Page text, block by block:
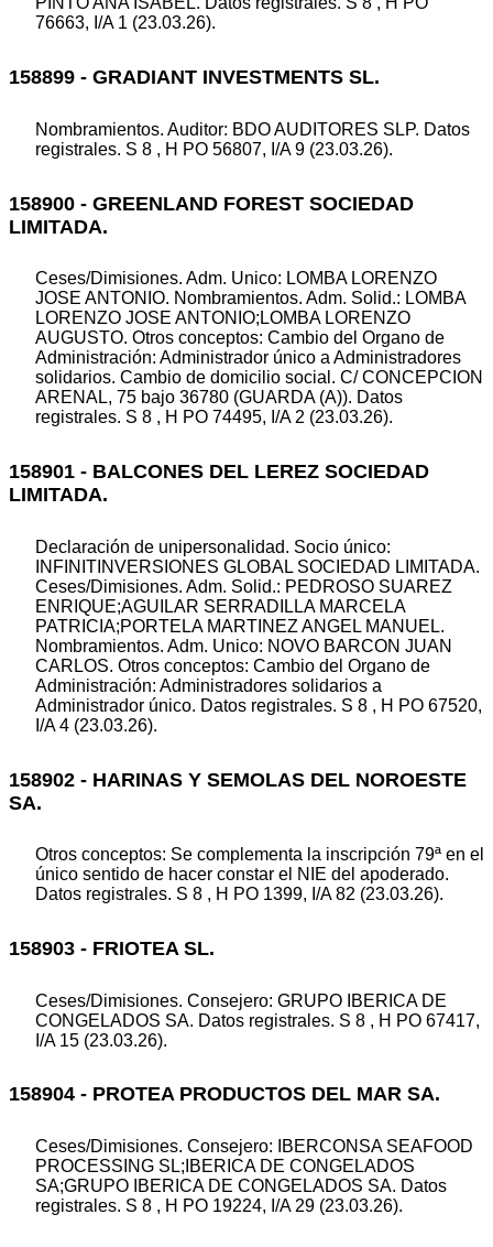
76663, I/A 1 (23.03.26).
158899 - GRADIANT INVESTMENTS SL.
Nombramientos. Auditor: BDO AUDITORES SLP. Datos
registrales. S 8 , H PO 56807, I/A 9 (23.03.26).
158900 - GREENLAND FOREST SOCIEDAD
LIMITADA.
Ceses/Dimisiones. Adm. Unico: LOMBA LORENZO
JOSE ANTONIO. Nombramientos. Adm. Solid.: LOMBA
LORENZO JOSE ANTONIO;LOMBA LORENZO
AUGUSTO. Otros conceptos: Cambio del Organo de
Administración: Administrador único a Administradores
solidarios. Cambio de domicilio social. C/ CONCEPCION
ARENAL, 75 bajo 36780 (GUARDA (A)). Datos
registrales. S 8 , H PO 74495, I/A 2 (23.03.26).
158901 - BALCONES DEL LEREZ SOCIEDAD
LIMITADA.
Declaración de unipersonalidad. Socio único:
INFINITINVERSIONES GLOBAL SOCIEDAD LIMITADA.
Ceses/Dimisiones. Adm. Solid.: PEDROSO SUAREZ
ENRIQUE;AGUILAR SERRADILLA MARCELA
PATRICIA;PORTELA MARTINEZ ANGEL MANUEL.
Nombramientos. Adm. Unico: NOVO BARCON JUAN
CARLOS. Otros conceptos: Cambio del Organo de
Administración: Administradores solidarios a
Administrador único. Datos registrales. S 8 , H PO 67520,
I/A 4 (23.03.26).
158902 - HARINAS Y SEMOLAS DEL NOROESTE
SA.
Otros conceptos: Se complementa la inscripción 79ª en el
único sentido de hacer constar el NIE del apoderado.
Datos registrales. S 8 , H PO 1399, I/A 82 (23.03.26).
158903 - FRIOTEA SL.
Ceses/Dimisiones. Consejero: GRUPO IBERICA DE
CONGELADOS SA. Datos registrales. S 8 , H PO 67417,
I/A 15 (23.03.26).
158904 - PROTEA PRODUCTOS DEL MAR SA.
Ceses/Dimisiones. Consejero: IBERCONSA SEAFOOD
PROCESSING SL;IBERICA DE CONGELADOS
SA;GRUPO IBERICA DE CONGELADOS SA. Datos
registrales. S 8 , H PO 19224, I/A 29 (23.03.26).